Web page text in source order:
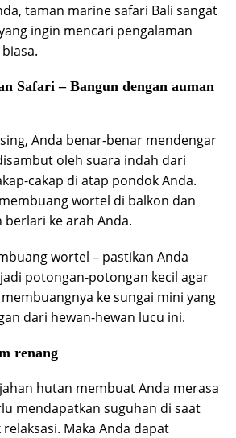
taman marine safari Bali sangat
ingin mencari pengalaman
Safari – Bangun dengan auman
Anda benar-benar mendengar
oleh suara indah dari
cakap di atap pondok Anda.
wortel di balkon dan
berlari ke arah Anda.
wortel – pastikan Anda
potongan-potongan kecil agar
ke sungai mini yang
dari hewan-hewan lucu ini.
renang
hutan membuat Anda merasa
mendapatkan suguhan di saat
Maka Anda dapat